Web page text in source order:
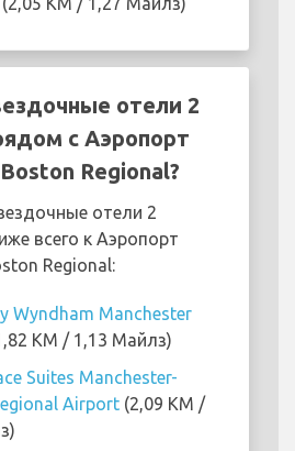
отели 2
с Аэропорт
Regional?
отели 2
всего к Аэропорт
Regional:
Wyndham Manchester
KM / 1,13 Майлз)
Suites Manchester-
Airport (2,09 KM /